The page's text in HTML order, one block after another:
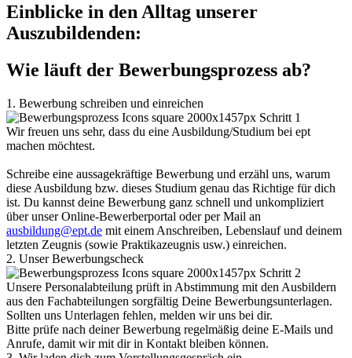
Einblicke in den Alltag unserer
Auszubildenden:
Wie läuft der Bewerbungsprozess ab?
1. Bewerbung schreiben und einreichen
Wir freuen uns sehr, dass du eine Ausbildung/Studium bei ept
machen möchtest.
Schreibe eine aussagekräftige Bewerbung und erzähl uns, warum
diese Ausbildung bzw. dieses Studium genau das Richtige für dich
ist. Du kannst deine Bewerbung ganz schnell und unkompliziert
über unser Online-Bewerberportal oder per Mail an
ausbildung@ept.de mit einem Anschreiben, Lebenslauf und deinem
letzten Zeugnis (sowie Praktikazeugnis usw.) einreichen.
2. Unser Bewerbungscheck
Unsere Personalabteilung prüft in Abstimmung mit den Ausbildern
aus den Fachabteilungen sorgfältig Deine Bewerbungsunterlagen.
Sollten uns Unterlagen fehlen, melden wir uns bei dir.
Bitte prüfe nach deiner Bewerbung regelmäßig deine E-Mails und
Anrufe, damit wir mit dir in Kontakt bleiben können.